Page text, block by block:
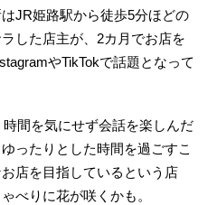
JR姫路駅から徒歩5分ほどの
した店主が、2カ月でお店を
やTikTokで話題となって
間を気にせず会話を楽しんだ
ったりとした時間を過ごすこ
店を目指しているという店
べりに花が咲くかも。